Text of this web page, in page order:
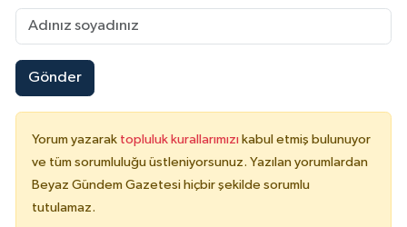
Gönder
Yorum yazarak topluluk kurallarımızı kabul etmiş bulunuyor
ve tüm sorumluluğu üstleniyorsunuz. Yazılan yorumlardan
Beyaz Gündem Gazetesi hiçbir şekilde sorumlu
tutulamaz.